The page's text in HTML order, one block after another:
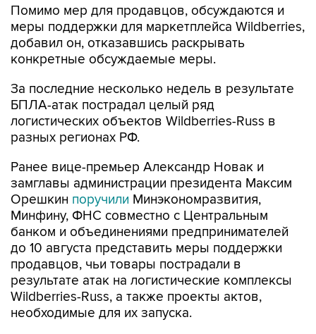
Помимо мер для продавцов, обсуждаются и
меры поддержки для маркетплейса Wildberries,
добавил он, отказавшись раскрывать
конкретные обсуждаемые меры.
За последние несколько недель в результате
БПЛА-атак пострадал целый ряд
логистических объектов Wildberries-Russ в
разных регионах РФ.
Ранее вице-премьер Александр Новак и
замглавы администрации президента Максим
Орешкин поручили Минэкономразвития,
Минфину, ФНС совместно с Центральным
банком и объединениями предпринимателей
до 10 августа представить меры поддержки
продавцов, чьи товары пострадали в
результате атак на логистические комплексы
Wildberries-Russ, а также проекты актов,
необходимые для их запуска.